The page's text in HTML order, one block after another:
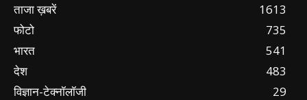
ताजा ख़बरें
1613
फोटो
735
भारत
541
देश
483
विज्ञान-टेक्नॉलॉजी
29